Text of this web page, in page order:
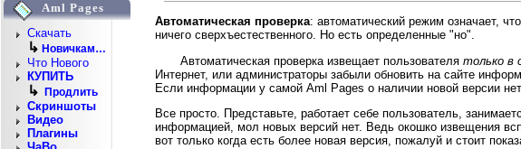
Aml Pages
Скачать
↳ Новичкам…
Что Нового
КУПИТЬ
↳ Продлить
Скриншоты
Видео
Плагины
Автоматическая проверка: автоматический режим означает,
ничего сверхъестественного. Но есть определенные "но".
Автоматическая проверка извещает пользователя только в
Интернет, или администраторы забыли обновить на сайте
Если информации у самой Aml Pages о наличии новой версии
Все просто. Представьте, работает себе пользователь,
информацией, мол новых версий нет. Ведь окошко извещения
вот только когда есть более новая версия, пожалуй и стоит